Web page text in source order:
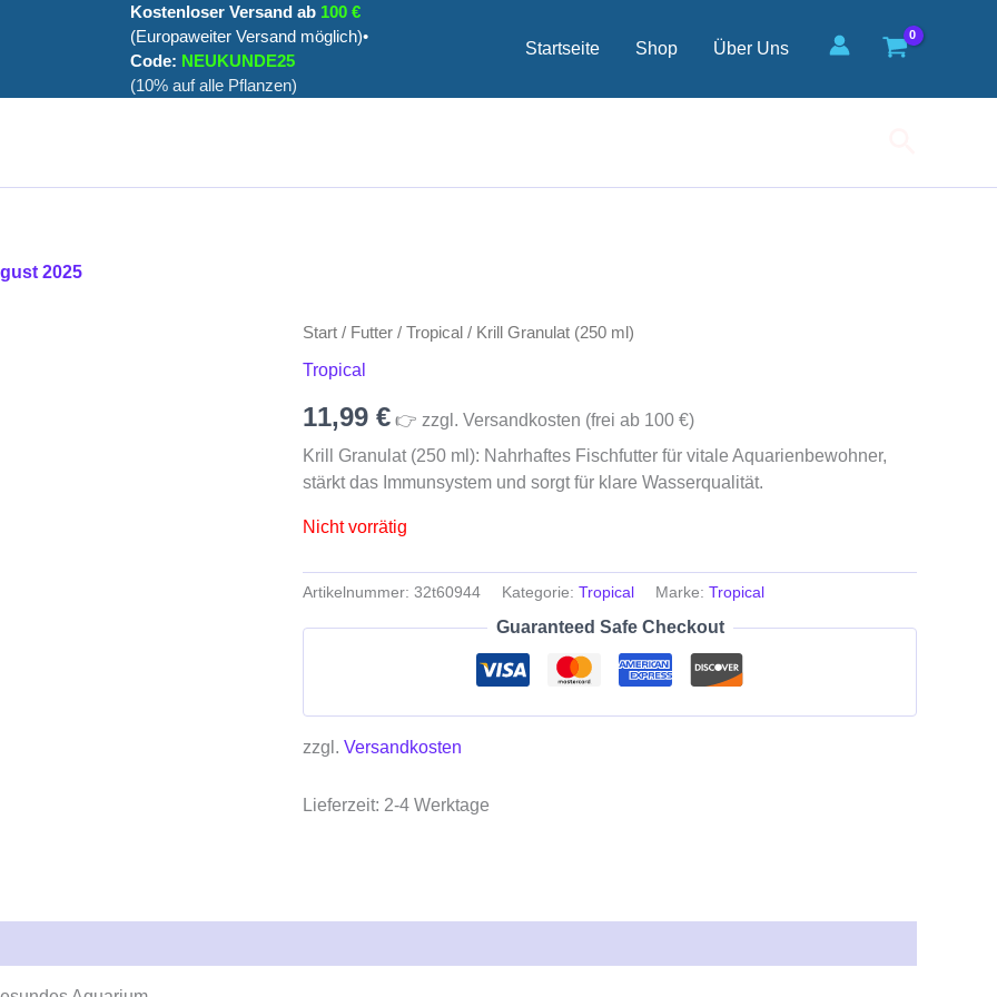
Kostenloser Versand ab 100 €
(Europaweiter Versand möglich)•
Code: NEUKUNDE25
(10% auf alle Pflanzen)
Startseite Shop Über Uns
2025
Start / Futter / Tropical / Krill Granulat (250 ml)
Tropical
11,99 € 👉 zzgl. Versandkosten (frei ab 100 €)
Krill Granulat (250 ml): Nahrhaftes Fischfutter für vitale Aquarienbewohner,
stärkt das Immunsystem und sorgt für klare Wasserqualität.
Nicht vorrätig
Artikelnummer: 32t60944 Kategorie: Tropical Marke: Tropical
Guaranteed Safe Checkout
zzgl. Versandkosten
Lieferzeit: 2-4 Werktage